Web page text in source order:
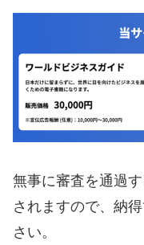
無事に審査を通過
されますので、納
さい。